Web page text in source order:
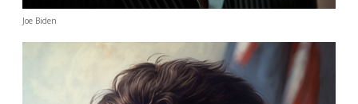
Joe Biden